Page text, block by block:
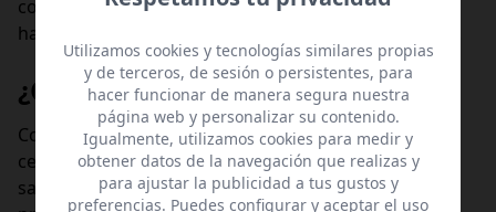
Suscríbete a nuestra newsletter.
Entérate de nuestras novedades,
ofertas especiales, descuentos,
sorteos ¡y mucho más!
con nuestro entorno, y seguiremos innovando para
hacer de Las Ramblas un referente en sostenibilidad.
¿Qué significa para ti?
Como visitante de Las Ramblas, tu experiencia en el
centro comercial será aún más enriquecedora,
sabiendo que estás apoyando un proyecto que
Utilizamos cookies y tecnologías similares propias
y de terceros, de sesión o persistentes, para
hacer funcionar de manera segura nuestra
página web y personalizar su contenido.
Igualmente, utilizamos cookies para medir y
obtener datos de la navegación que realizas y
para ajustar la publicidad a tus gustos y
preferencias. Puedes configurar y aceptar el uso